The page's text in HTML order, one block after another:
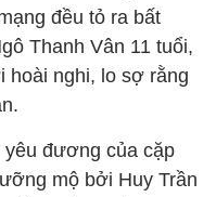
đều tỏ ra bất
Thanh Vân 11 tuổi,
hoài nghi, lo sợ rằng
yêu đương của cặp
mộ bởi Huy Trần